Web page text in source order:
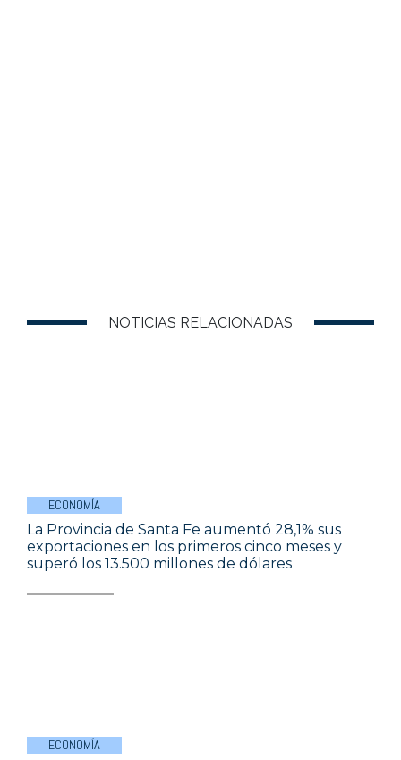
NOTICIAS RELACIONADAS
ECONOMÍA
La Provincia de Santa Fe aumentó 28,1% sus
exportaciones en los primeros cinco meses y
superó los 13.500 millones de dólares
ECONOMÍA